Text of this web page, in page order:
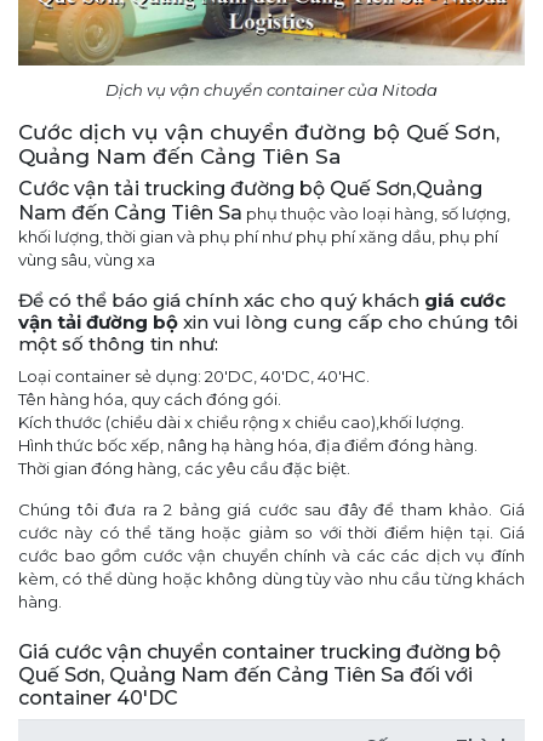
Dịch vụ vận chuyển container của Nitoda
Cước dịch vụ vận chuyển đường bộ Quế Sơn,
Quảng Nam đến Cảng Tiên Sa
Cước vận tải trucking đường bộ Quế Sơn,Quảng
Nam đến Cảng Tiên Sa phụ thuộc vào loại hàng, số lượng,
khối lượng, thời gian và phụ phí như phụ phí xăng dầu, phụ phí
vùng sâu, vùng xa
Để có thể báo giá chính xác cho quý khách giá cước
vận tải đường bộ xin vui lòng cung cấp cho chúng tôi
một số thông tin như:
Loại container sẻ dụng: 20'DC, 40'DC, 40'HC.
Tên hàng hóa, quy cách đóng gói.
Kích thước (chiều dài x chiều rộng x chiều cao),khối lượng.
Hình thức bốc xếp, nâng hạ hàng hóa, địa điểm đóng hàng.
Thời gian đóng hàng, các yêu cầu đặc biệt.
Chúng tôi đưa ra 2 bảng giá cước sau đây để tham khảo. Giá
cước này có thể tăng hoặc giảm so với thời điểm hiện tại. Giá
cước bao gồm cước vận chuyển chính và các các dịch vụ đính
kèm, có thể dùng hoặc không dùng tùy vào nhu cầu từng khách
hàng.
Giá cước vận chuyển container trucking đường bộ
Quế Sơn, Quảng Nam đến Cảng Tiên Sa đối với
container 40'DC